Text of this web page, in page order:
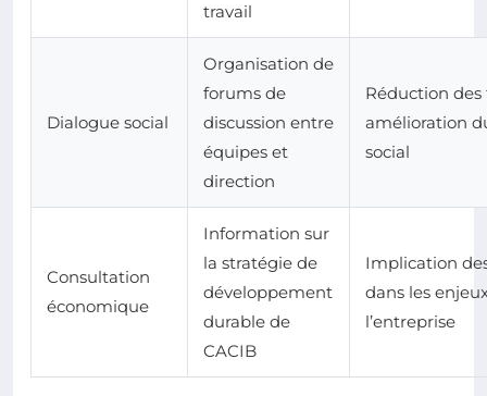
travail
Dialogue social
Organisation de
forums de
discussion entre
équipes et
direction
Réduction
amélioration
social
Consultation
économique
Information sur
la stratégie de
développement
durable de
CACIB
Implication
dans les
l’entreprise